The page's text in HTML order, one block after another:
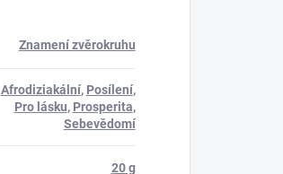
Znamení zvěrokruhu
Afrodiziakální, Posílení,
Pro lásku, Prosperita,
Sebevědomí
20 g